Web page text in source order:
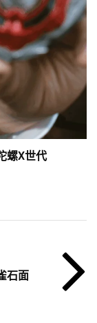
螺X世代
石面